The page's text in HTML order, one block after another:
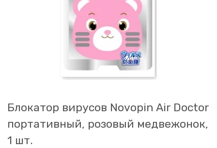
Блокатор вирусов Novopin Air Doctor
портативный, розовый медвежонок,
1 шт.